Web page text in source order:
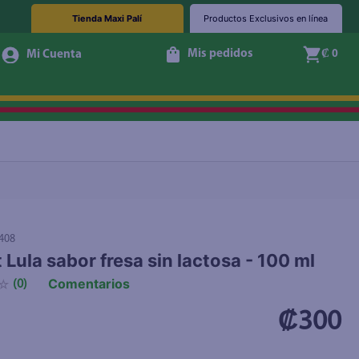
Tienda Maxi Palí Productos Exclusivos en línea
Mis pedidos ₡ 0
Lula sabor fresa sin lactosa - 100 ml
☆ (0) Comentarios
₡300